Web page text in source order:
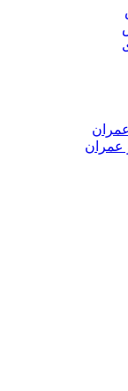
عمران